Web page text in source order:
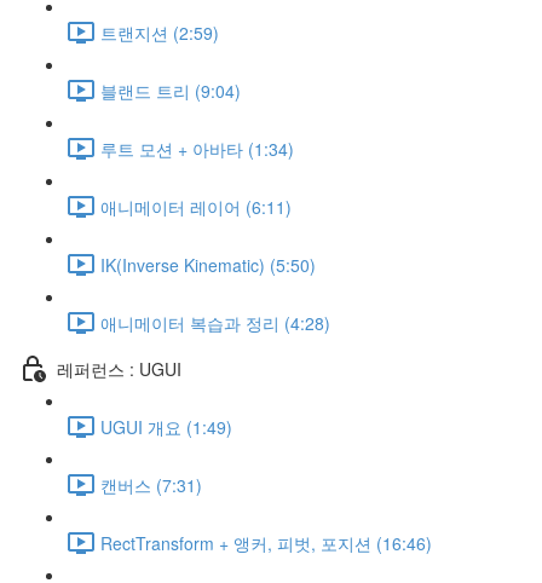
트랜지션 (2:59)
블랜드 트리 (9:04)
루트 모션 + 아바타 (1:34)
애니메이터 레이어 (6:11)
IK(Inverse Kinematic) (5:50)
애니메이터 복습과 정리 (4:28)
레퍼런스 : UGUI
UGUI 개요 (1:49)
캔버스 (7:31)
RectTransform + 앵커, 피벗, 포지션 (16:46)